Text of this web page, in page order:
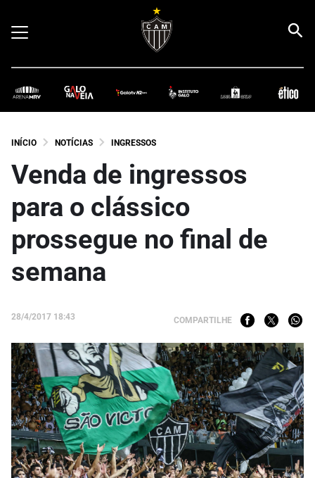
INÍCIO NOTÍCIAS INGRESSOS
Venda de ingressos
para o clássico
prossegue no final de
semana
28/4/2017 18:43 COMPARTILHE